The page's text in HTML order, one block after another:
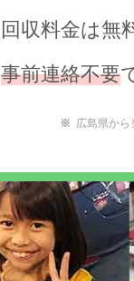
回収料金は無
事前連絡不要
広島県か